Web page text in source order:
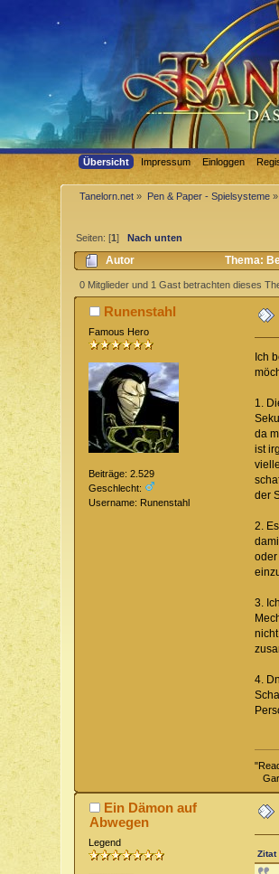
Übersicht Impressum Einloggen
Tanelorn.net » Pen & Paper - Spielsysteme»
Seiten: [1]Nach unten
Autor Thema:
0 Mitglieder und 1 Gast betrachten dieses
Runenstahl
Famous Hero
Beiträge: 2.529
Geschlecht:
Username: Runenstahl
Ich
1.
da
ist
der
2.
oder
3.
4.
Ein Dämon auf
Abwegen
Legend
Zitat